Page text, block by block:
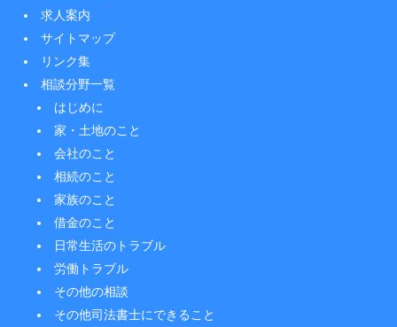
求人案内
サイトマップ
リンク集
相談分野一覧
はじめに
家・土地のこと
会社のこと
相続のこと
家族のこと
借金のこと
日常生活のトラブル
労働トラブル
その他の相談
その他司法書士にできること